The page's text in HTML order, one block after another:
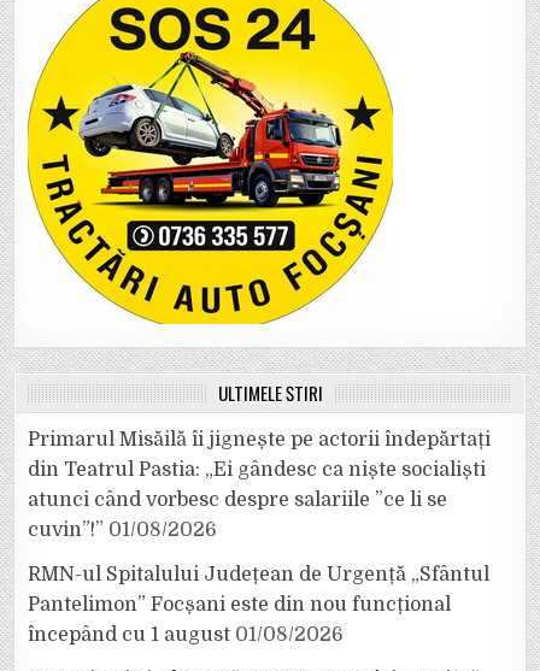
ULTIMELE ȘTIRI
Primarul Misăilă îi jignește pe actorii îndepărtați
din Teatrul Pastia: „Ei gândesc ca niște socialiști
atunci când vorbesc despre salariile ”ce li se
cuvin”!” 01/08/2026
RMN-ul Spitalului Județean de Urgență „Sfântul
Pantelimon” Focșani este din nou funcțional
începând cu 1 august 01/08/2026